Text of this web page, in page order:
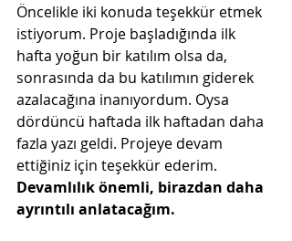
Öncelikle iki konuda teşekkür etmek
istiyorum. Proje başladığında ilk
hafta yoğun bir katılım olsa da,
sonrasında da bu katılımın giderek
azalacağına inanıyordum. Oysa
dördüncü haftada ilk haftadan daha
fazla yazı geldi. Projeye devam
ettiğiniz için teşekkür ederim.
Devamlılık önemli, birazdan daha
ayrıntılı anlatacağım.